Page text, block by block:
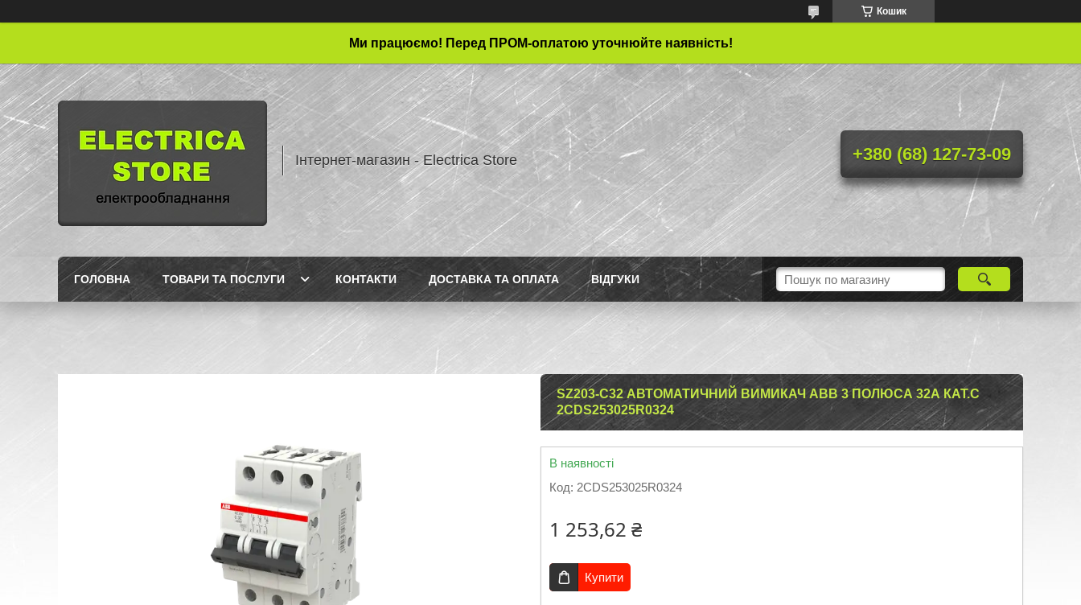
Кошик
Ми працюємо! Перед ПРОМ-оплатою уточнюйте наявність!
Інтернет-магазин - Electrica Store +380 (68) 127-73-09
ГОЛОВНА ТОВАРИ ТА ПОСЛУГИ КОНТАКТИ ДОСТАВКА ТА ОПЛАТА ВІДГУКИ
SZ203-C32 АВТОМАТИЧНИЙ ВИМИКАЧ ABB 3 ПОЛЮСА 32А КАТ.C
2CDS253025R0324
В наявності
Код: 2CDS253025R0324
1 253,62 ₴
Купити